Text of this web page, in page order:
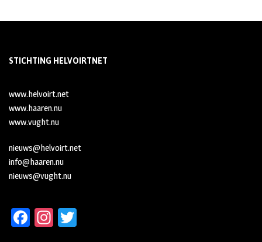
STICHTING HELVOIRTNET
www.helvoirt.net
www.haaren.nu
www.vught.nu
nieuws@helvoirt.net
info@haaren.nu
nieuws@vught.nu
Fa In